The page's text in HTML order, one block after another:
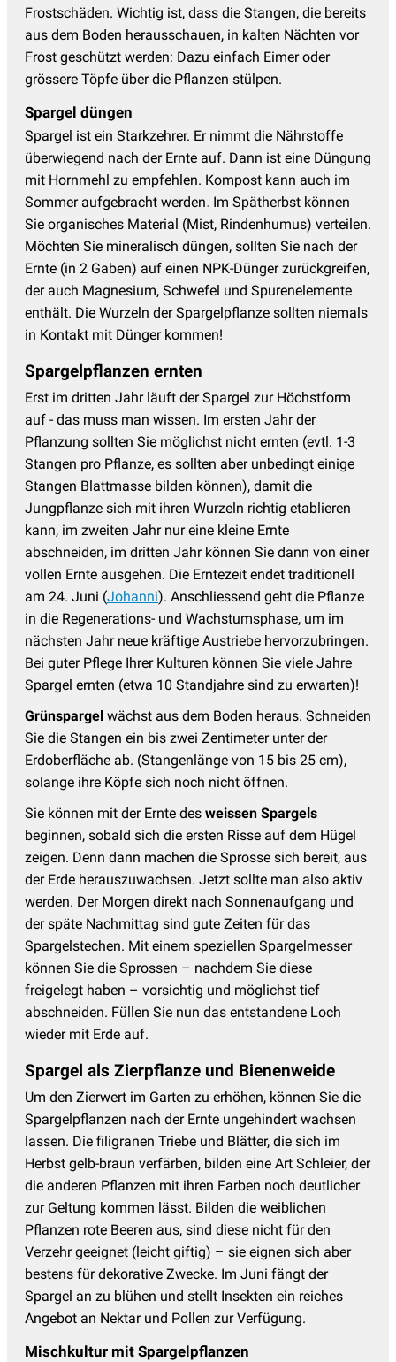
Frostschäden. Wichtig ist, dass die Stangen, die bereits
aus dem Boden herausschauen, in kalten Nächten vor
Frost geschützt werden: Dazu einfach Eimer oder
grössere Töpfe über die Pflanzen stülpen.
Spargel düngen
Spargel ist ein Starkzehrer. Er nimmt die Nährstoffe
überwiegend nach der Ernte auf. Dann ist eine Düngung
mit Hornmehl zu empfehlen. Kompost kann auch im
Sommer aufgebracht werden. Im Spätherbst können
Sie organisches Material (Mist, Rindenhumus) verteilen.
Möchten Sie mineralisch düngen, sollten Sie nach der
Ernte (in 2 Gaben) auf einen NPK-Dünger zurückgreifen,
der auch Magnesium, Schwefel und Spurenelemente
enthält. Die Wurzeln der Spargelpflanze sollten niemals
in Kontakt mit Dünger kommen!
Spargelpflanzen ernten
Erst im dritten Jahr läuft der Spargel zur Höchstform
auf - das muss man wissen. Im ersten Jahr der
Pflanzung sollten Sie möglichst nicht ernten (evtl. 1-3
Stangen pro Pflanze, es sollten aber unbedingt einige
Stangen Blattmasse bilden können), damit die
Jungpflanze sich mit ihren Wurzeln richtig etablieren
kann, im zweiten Jahr nur eine kleine Ernte
abschneiden, im dritten Jahr können Sie dann von einer
vollen Ernte ausgehen. Die Erntezeit endet traditionell
am 24. Juni (Johanni). Anschliessend geht die Pflanze
in die Regenerations- und Wachstumsphase, um im
nächsten Jahr neue kräftige Austriebe hervorzubringen.
Bei guter Pflege Ihrer Kulturen können Sie viele Jahre
Spargel ernten (etwa 10 Standjahre sind zu erwarten)!
Grünspargel wächst aus dem Boden heraus. Schneiden
Sie die Stangen ein bis zwei Zentimeter unter der
Erdoberfläche ab. (Stangenlänge von 15 bis 25 cm),
solange ihre Köpfe sich noch nicht öffnen.
Sie können mit der Ernte des weissen Spargels
beginnen, sobald sich die ersten Risse auf dem Hügel
zeigen. Denn dann machen die Sprosse sich bereit, aus
der Erde herauszuwachsen. Jetzt sollte man also aktiv
werden. Der Morgen direkt nach Sonnenaufgang und
der späte Nachmittag sind gute Zeiten für das
Spargelstechen. Mit einem speziellen Spargelmesser
können Sie die Sprossen – nachdem Sie diese
freigelegt haben – vorsichtig und möglichst tief
abschneiden. Füllen Sie nun das entstandene Loch
wieder mit Erde auf.
Spargel als Zierpflanze und Bienenweide
Um den Zierwert im Garten zu erhöhen, können Sie die
Spargelpflanzen nach der Ernte ungehindert wachsen
lassen. Die filigranen Triebe und Blätter, die sich im
Herbst gelb-braun verfärben, bilden eine Art Schleier, der
die anderen Pflanzen mit ihren Farben noch deutlicher
zur Geltung kommen lässt. Bilden die weiblichen
Pflanzen rote Beeren aus, sind diese nicht für den
Verzehr geeignet (leicht giftig) – sie eignen sich aber
bestens für dekorative Zwecke. Im Juni fängt der
Spargel an zu blühen und stellt Insekten ein reiches
Angebot an Nektar und Pollen zur Verfügung.
Mischkultur mit Spargelpflanzen